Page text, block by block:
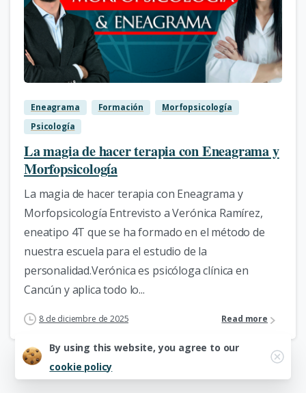
4
Eneagrama Formación
Morfopsicología
Psicología
La magia de hacer terapia con Eneagrama y
Morfopsicología
La magia de hacer terapia con Eneagrama y
Morfopsicología Entrevisto a Verónica Ramírez,
eneatipo 4T que se ha formado en el método de
nuestra escuela para el estudio de la
personalidad.Verónica es psicóloga clínica en
Cancún y aplica todo lo...
8 de diciembre de 2025 Read more
By using this website, you agree to our
cookie policy